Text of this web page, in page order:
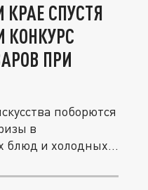
СПУСТЯ
КОНКУРС
ПРИ
поборются
в
блюд и холодных...